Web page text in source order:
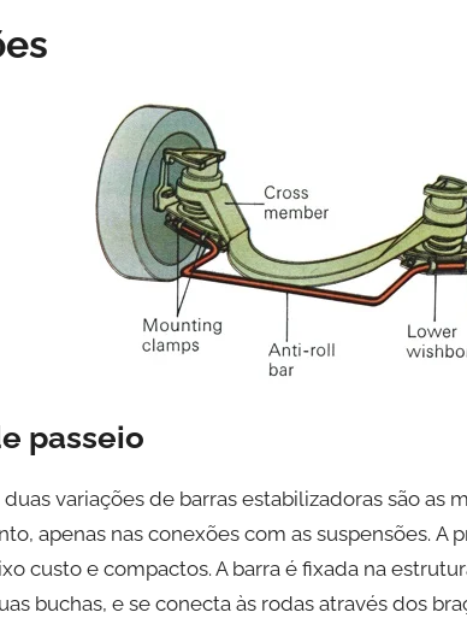
passeio
variações de barras estabilizadoras são as
apenas nas conexões com as suspensões. A
custo e compactos. A barra é fixada na
buchas, e se conecta às rodas através dos